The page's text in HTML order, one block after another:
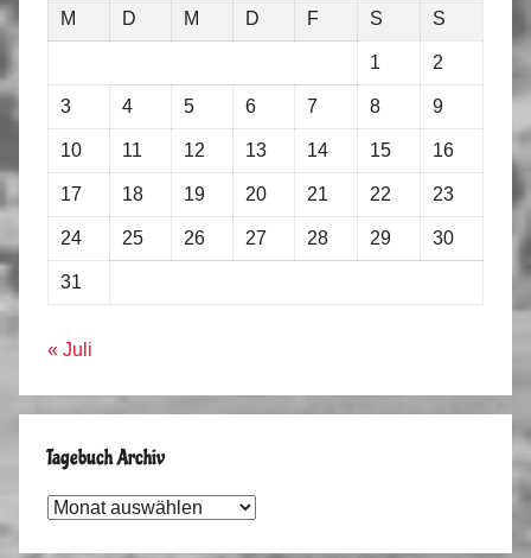
M
D M D F S S
1 2
3 4 5 6 7 8 9
10 11 12 13 14 15 16
17 18 19 20 21 22 23
24 25 26 27 28 29 30
31
« Juli
Tagebuch Archiv
Tagebuch